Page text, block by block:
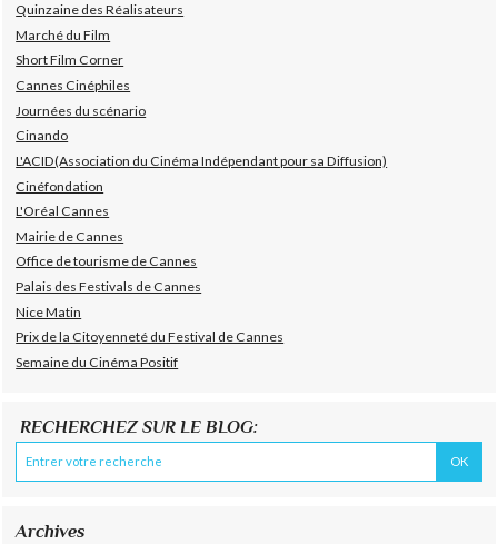
Quinzaine des Réalisateurs
Marché du Film
Short Film Corner
Cannes Cinéphiles
Journées du scénario
Cinando
L'ACID(Association du Cinéma Indépendant pour sa Diffusion)
Cinéfondation
L'Oréal Cannes
Mairie de Cannes
Office de tourisme de Cannes
Palais des Festivals de Cannes
Nice Matin
Prix de la Citoyenneté du Festival de Cannes
Semaine du Cinéma Positif
RECHERCHEZ SUR LE BLOG:
Archives